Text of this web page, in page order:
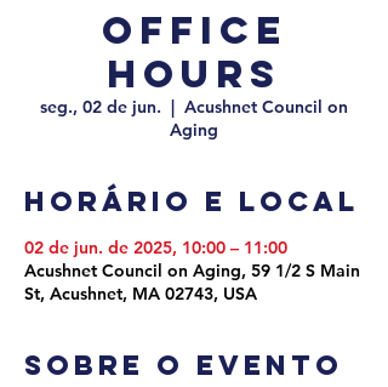
Office
Hours
seg., 02 de jun.
  |
Acushnet Council on
Aging
Horário e local
02 de jun. de 2025, 10:00 – 11:00
Acushnet Council on Aging, 59 1/2 S Main
St, Acushnet, MA 02743, USA
Sobre o evento